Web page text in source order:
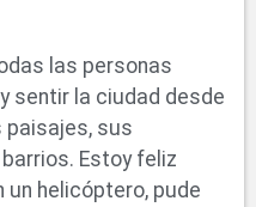
las personas
sentir la ciudad desde
paisajes, sus
Estoy feliz
helicóptero, pude